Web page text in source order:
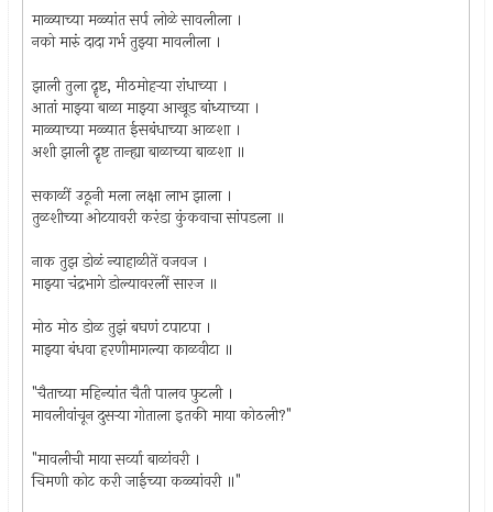
माळ्याच्या मळ्यांत सर्प लोळे सावलीला ।
नको मारुं दादा गर्भ तुझ्या मावलीला ।
झाली तुला दॄष्ट, मीठमोहर्‍या रांधाच्या ।
आतां माझ्या बाळा माझ्या आखूड बांध्याच्या ।
माळ्याच्या मळ्यात ईसबंधाच्या आळशा ।
अशी झाली दॄष्ट तान्ह्या बाळाच्या बाळशा ॥
सकाळीं उठूनी मला लक्षा लाभ झाला ।
तुळशीच्या ओटयावरी करंडा कुंकवाचा सांपडला ॥
नाक तुझ डोळं न्याहाळीतें वजवज ।
माझ्या चंद्रभागे डोल्यावरलीं सारज ॥
मोठ मोठ डोळ तुझं बघणं टपाटपा ।
माझ्या बंधवा हरणीमागल्या काळवीटा ॥
"चैताच्या महिन्यांत चैती पालव फुटली ।
मावलीवांचून दुसर्‍या गोताला इतकी माया कोठली?"
"मावलीची माया सर्व्या बाळांवरी ।
चिमणी कोट करी जाईच्या कळ्यांवरी ॥"